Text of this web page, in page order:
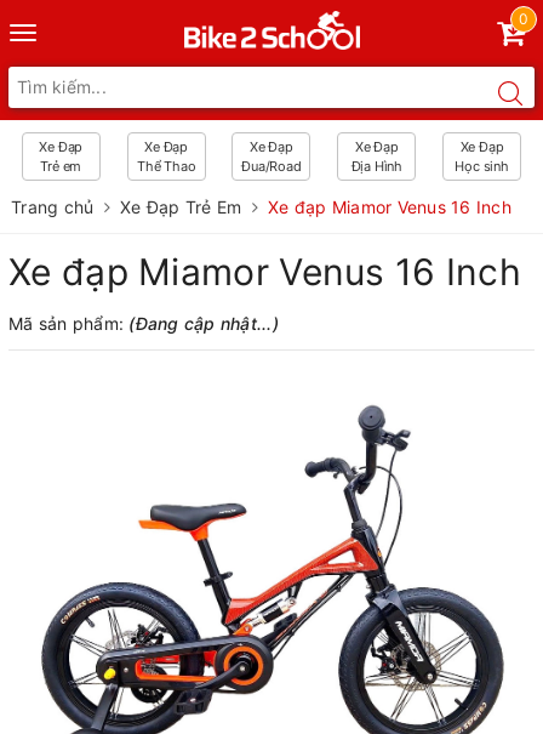
Toggle
navigation
0
Xe Đạp
Trẻ em
Xe Đạp
Thể Thao
Xe Đạp
Đua/Road
Xe Đạp
Địa Hình
Xe Đạp
Học sinh
Trang chủ Xe Đạp Trẻ Em Xe đạp Miamor Venus 16 Inch
Xe đạp Miamor Venus 16 Inch
Mã sản phẩm: (Đang cập nhật...)